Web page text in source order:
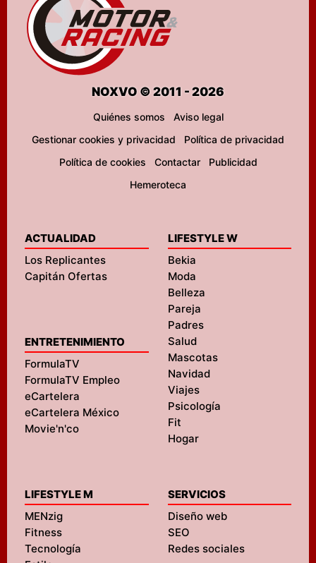
NOXVO © 2011 - 2026
Quiénes somos
Aviso legal
Gestionar cookies y privacidad
Política de privacidad
Política de cookies
Contactar
Publicidad
Hemeroteca
ACTUALIDAD
Los Replicantes
Capitán Ofertas
ENTRETENIMIENTO
FormulaTV
FormulaTV Empleo
eCartelera
eCartelera México
Movie'n'co
LIFESTYLE W
Bekia
Moda
Belleza
Pareja
Padres
Salud
Mascotas
Navidad
Viajes
Psicología
Fit
Hogar
LIFESTYLE M
MENzig
Fitness
Tecnología
SERVICIOS
Diseño web
SEO
Redes sociales